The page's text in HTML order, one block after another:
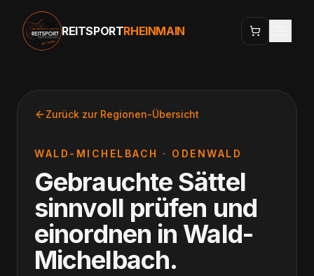
REITSPORTRHEINMAIN
Zurück zur Regionen-Übersicht
WALD-MICHELBACH · ODENWALD
Gebrauchte Sättel
sinnvoll prüfen und
einordnen in Wald-
Michelbach.